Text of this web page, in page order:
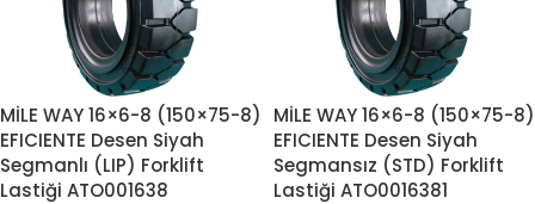
MİLE WAY 16×6-8 (150×75-8)
EFICIENTE Desen Siyah
Segmanlı (LIP) Forklift
Lastiği ATO001638
MİLE WAY 16×6-8 (150×75-8)
EFICIENTE Desen Siyah
Segmansız (STD) Forklift
Lastiği ATO0016381